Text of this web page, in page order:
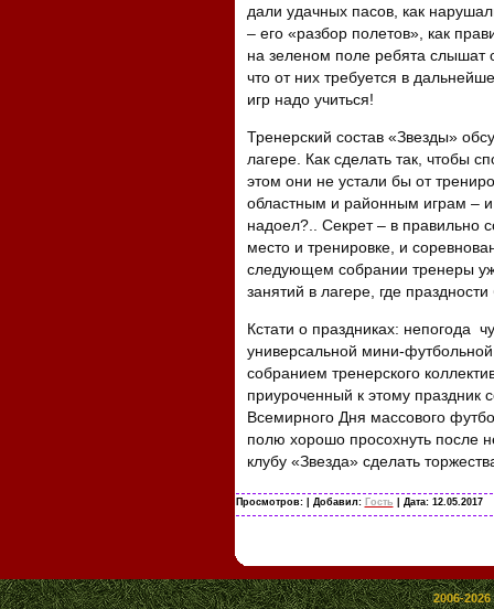
дали удачных пасов, как
– его «разбор полетов», как
на зеленом поле ребята слышат
что от них требуется в
игр надо учиться!
Тренерский состав «Звезды»
лагере. Как сделать так, чтобы
этом они не устали бы от
областным и районным играм –
надоел?.. Секрет – в правильно
место и тренировке, и
следующем собрании тренеры
занятий в лагере, где
Кстати о праздниках: непогода
универсальной мини-
собранием тренерского
приуроченный к этому праздник
Всемирного Дня массового
полю хорошо просохнуть после
клубу «Звезда» сделать
Просмотров: | Добавил: Гость | Дата: 12.05.2017
2006-